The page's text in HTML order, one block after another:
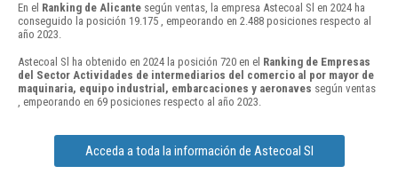
En el Ranking de Alicante según ventas, la empresa Astecoal Sl en 2024 ha
conseguido la posición 19.175 , empeorando en 2.488 posiciones respecto al
año 2023.
Astecoal Sl ha obtenido en 2024 la posición 720 en el Ranking de Empresas
del Sector Actividades de intermediarios del comercio al por mayor de
maquinaria, equipo industrial, embarcaciones y aeronaves según ventas
, empeorando en 69 posiciones respecto al año 2023.
Acceda a toda la información de Astecoal Sl